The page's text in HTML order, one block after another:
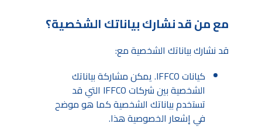
مع من قد نشارك بياناتك الشخصية؟
قد نشارك بياناتك الشخصية مع:
كيانات IFFCO. يمكن مشاركة بياناتك
الشخصية بين شركات IFFCO التي قد
تستخدم بياناتك الشخصية كما هو موضح
في إشعار الخصوصية هذا.